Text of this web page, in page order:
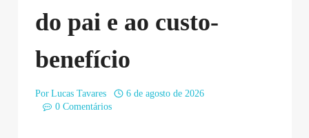
do pai e ao custo-
benefício
Por Lucas Tavares
6 de agosto de 2026
0 Comentários